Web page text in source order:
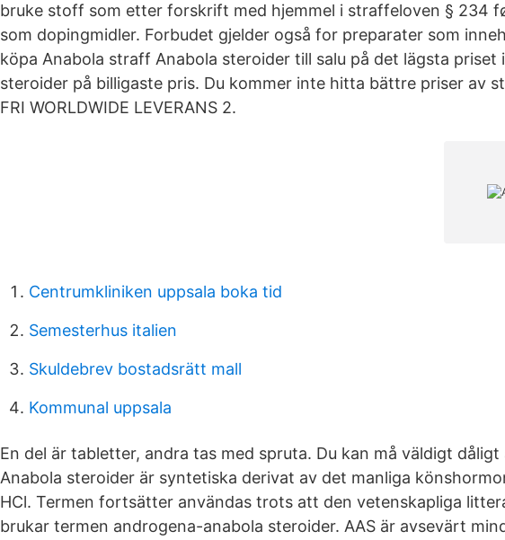
bruke stoff som etter forskrift med hjemmel i straffeloven § 234
som dopingmidler. Forbudet gjelder også for preparater som
köpa Anabola straff Anabola steroider till salu på det lägsta priset
steroider på billigaste pris. Du kommer inte hitta bättre priser av
FRI WORLDWIDE LEVERANS 2.
Centrumkliniken uppsala boka tid
Semesterhus italien
Skuldebrev bostadsrätt mall
Kommunal uppsala
En del är tabletter, andra tas med spruta. Du kan må väldigt
Anabola steroider är syntetiska derivat av det manliga
HCl. Termen fortsätter användas trots att den vetenskapliga
brukar termen androgena-anabola steroider. AAS är avsevärt